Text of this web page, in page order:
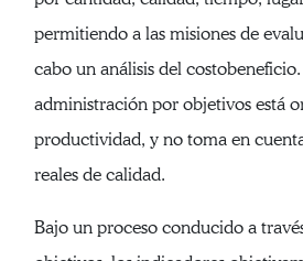
permitiendo a las misiones de
cabo un análisis del
administración por objetivos está
productividad, y no toma en
reales de calidad.
Bajo un proceso conducido a